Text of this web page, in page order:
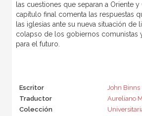
las cuestiones que separan a Oriente y
capítulo final comenta las respuestas
las iglesias ante su nueva situación de
colapso de los gobiernos comunistas
para el futuro.
Escritor
John Binns
Traductor
Aureliano
Colección